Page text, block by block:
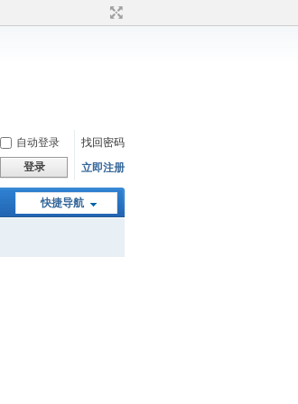
自动登录
找回密码
登录 立即注册
快捷导航